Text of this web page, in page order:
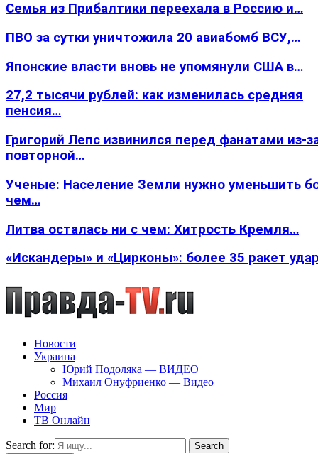
Семья из Прибалтики переехала в Россию и…
ПВО за сутки уничтожила 20 авиабомб ВСУ,…
Японские власти вновь не упомянули США в…
27,2 тысячи рублей: как изменилась средняя
пенсия…
Григорий Лепс извинился перед фанатами из-
повторной…
Ученые: Население Земли нужно уменьшить
чем…
Литва осталась ни с чем: Хитрость Кремля…
«Искандеры» и «Цирконы»: более 35 ракет
Новости
Украина
Юрий Подоляка — ВИДЕО
Михаил Онуфриенко — Видео
Россия
Мир
ТВ Онлайн
Search for:
Search